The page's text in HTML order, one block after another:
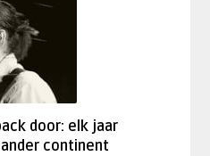
door: elk jaar
continent